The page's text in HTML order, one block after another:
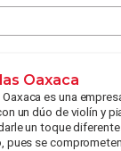
Oaxaca
Oaxaca es una
un dúo de violín y
un toque
pues se